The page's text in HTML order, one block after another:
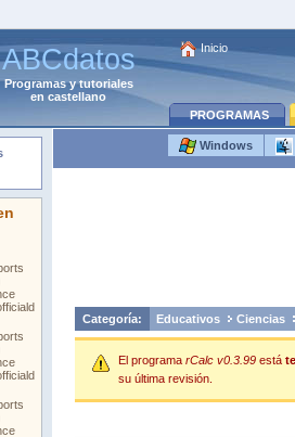
ABCdatos
Programasytutoriales
en castellano
Inicio
PROGRAMAS
Windows
Categoría: Educativos Ciencias
El programa rCalc v0.3.99 está
su última revisión.